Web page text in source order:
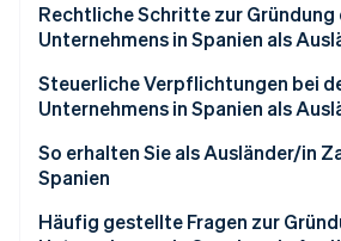
Stripe-Sessions
Erfahren Sie, wie
Jetzt ansehen
Nicht-EU-Ausländer/innen
EU-Ausländer/innen
Rechtliche Schritte zur Gründung
Unternehmens in Spanien als
Steuerliche Verpflichtungen bei
Unternehmens in Spanien als
Handhabung der USt.
Rechnungen ausstellen
So erhalten Sie als Ausländer/in
Spanien
Häufig gestellte Fragen zur